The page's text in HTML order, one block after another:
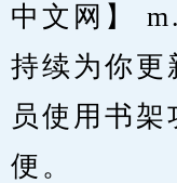
中文网】
持续为你更
员使用书
便。